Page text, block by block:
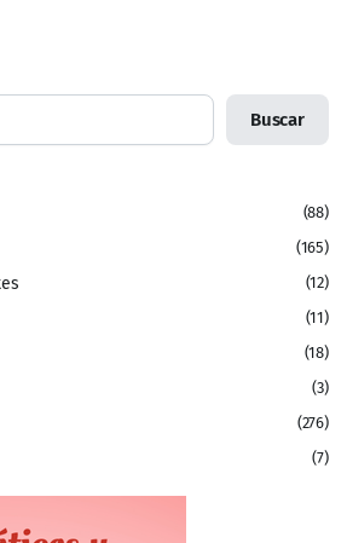
Buscar
(88)
(165)
(12)
(11)
(18)
(3)
(276)
(7)